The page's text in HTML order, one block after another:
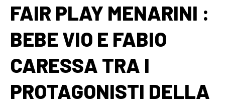
FAIR PLAY MENARINI :
BEBE VIO E FABIO
CARESSA TRA I
PROTAGONISTI DELLA